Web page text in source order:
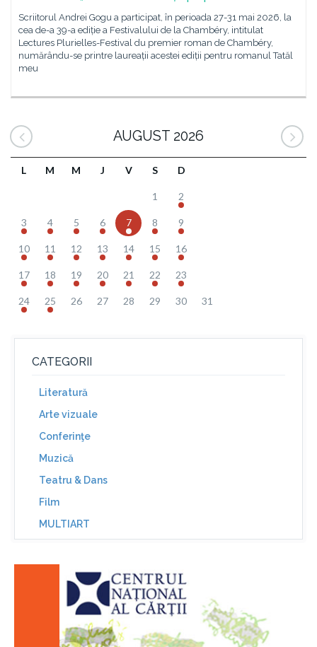
Scriitorul Andrei Gogu a participat, în perioada 27-31 mai 2026, la
cea de-a 39-a ediție a Festivalului de la Chambéry, intitulat
Lectures Plurielles-Festival du premier roman de Chambéry,
numărându-se printre laureații acestei ediții pentru romanul Tatăl
meu
AUGUST 2026
L M M J V S D
1 2
3 4 5 6 7 8 9
10 11 12 13 14 15 16
17 18 19 20 21 22 23
24 25 26 27 28 29 30 31
CATEGORII
Literatură
Arte vizuale
Conferinţe
Muzică
Teatru & Dans
Film
MULTIART